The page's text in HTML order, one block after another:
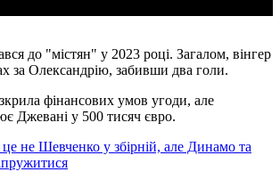
до "містян" у 2023 році. Загалом, вінгер
за Олександрію, забивши два голи.
фінансових умов угоди, але
Джевані у 500 тисяч євро.
це не Шевченко у збірній, але Динамо та